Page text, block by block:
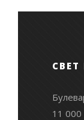
11 000